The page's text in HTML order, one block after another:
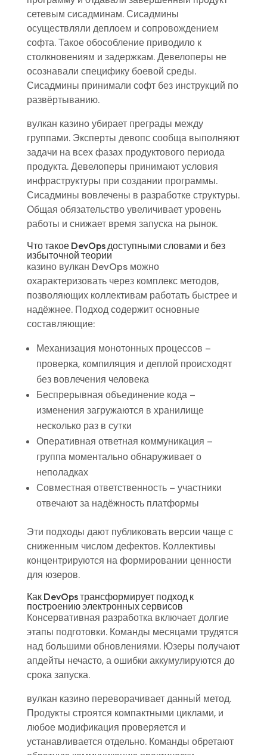
сетевым сисадминам. Сисадмины
осуществляли деплоем и сопровождением
софта. Такое обособление приводило к
столкновениям и задержкам. Девелоперы не
осознавали специфику боевой среды.
Сисадмины принимали софт без инструкций по
развёртыванию.
вулкан казино убирает преграды между
группами. Эксперты девопс сообща выполняют
задачи на всех фазах продуктового периода
продукта. Девелоперы принимают условия
инфраструктуры при создании программы.
Сисадмины вовлечены в разработке структуры.
Общая обязательство увеличивает уровень
работы и снижает время запуска на рынок.
Что такое DevOps доступными словами и без
избыточной теории
казино вулкан DevOps можно
охарактеризовать через комплекс методов,
позволяющих коллективам работать быстрее и
надёжнее. Подход содержит основные
составляющие:
Механизация монотонных процессов –
проверка, компиляция и деплой происходят
без вовлечения человека
Беспрерывная объединение кода –
изменения загружаются в хранилище
несколько раз в сутки
Оперативная ответная коммуникация –
группа моментально обнаруживает о
неполадках
Совместная ответственность – участники
отвечают за надёжность платформы
Эти подходы дают публиковать версии чаще с
сниженным числом дефектов. Коллективы
концентрируются на формировании ценности
для юзеров.
Как DevOps трансформирует подход к
построению электронных сервисов
Консервативная разработка включает долгие
этапы подготовки. Команды месяцами трудятся
над большими обновлениями. Юзеры получают
апдейты нечасто, а ошибки аккумулируются до
срока запуска.
вулкан казино переворачивает данный метод.
Продукты строятся компактными циклами, и
любое модификация проверяется и
устанавливается отдельно. Команды обретают